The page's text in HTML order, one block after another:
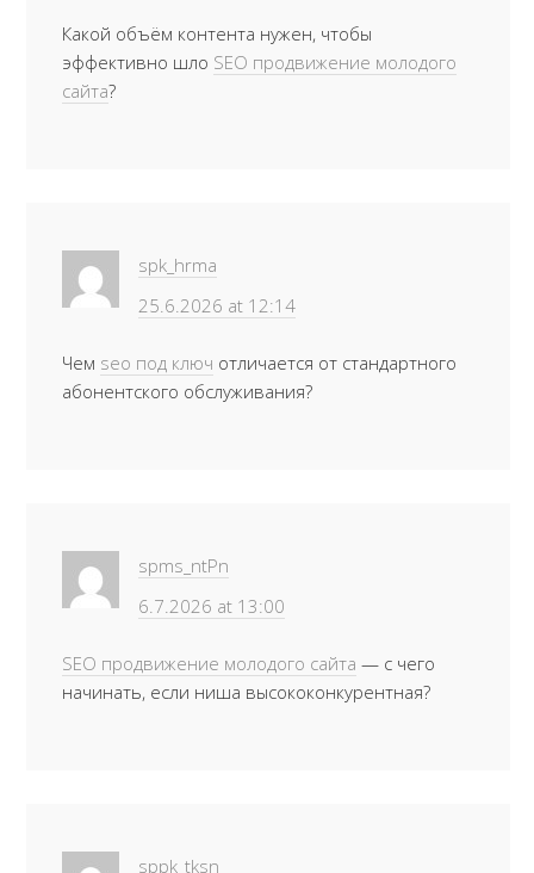
Какой объём контента нужен, чтобы
эффективно шло SEO продвижение молодого
сайта?
spk_hrma
25.6.2026 at 12:14
Чем seo под ключ отличается от стандартного
абонентского обслуживания?
spms_ntPn
6.7.2026 at 13:00
SEO продвижение молодого сайта — с чего
начинать, если ниша высококонкурентная?
sppk_tksn